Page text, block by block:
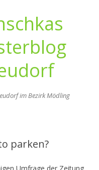
im Bezirk Mödling
parken?